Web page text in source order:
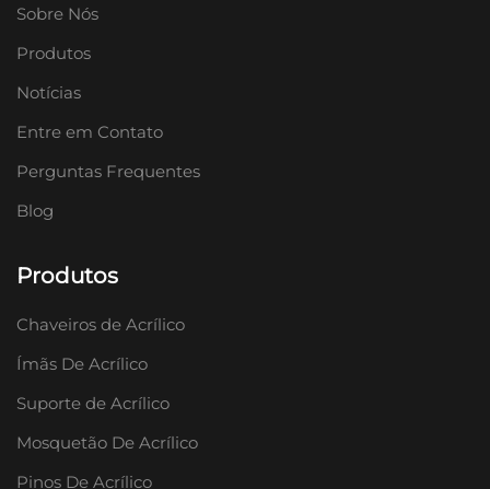
Sobre Nós
Produtos
Notícias
Entre em Contato
Perguntas Frequentes
Blog
Produtos
Chaveiros de Acrílico
Ímãs De Acrílico
Suporte de Acrílico
Mosquetão De Acrílico
Pinos De Acrílico